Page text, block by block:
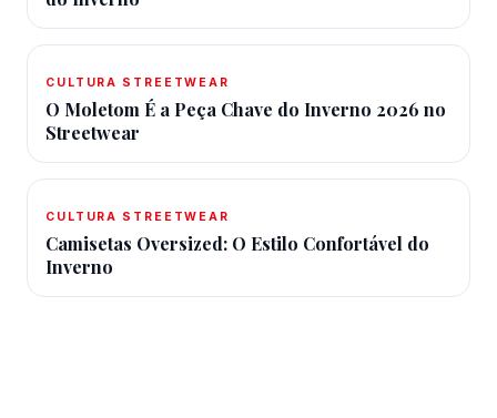
CULTURA STREETWEAR
O Moletom É a Peça Chave do Inverno 2026 no
Streetwear
CULTURA STREETWEAR
Camisetas Oversized: O Estilo Confortável do
Inverno